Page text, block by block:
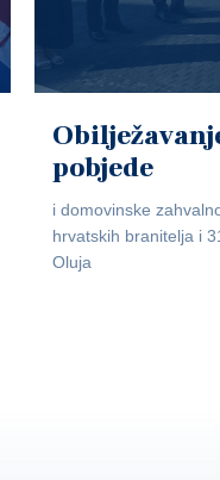
pobjede
i domovinske
hrvatskih branitelja i
Oluja